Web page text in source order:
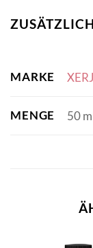
MARKE
MENGE 50